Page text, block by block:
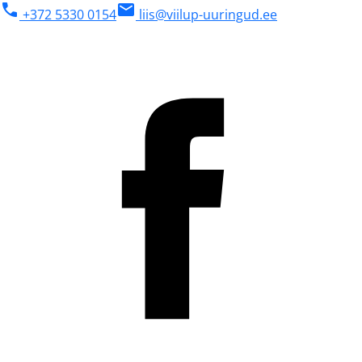
phone +372 5330 0154mail liis@viilup-uuringud.ee